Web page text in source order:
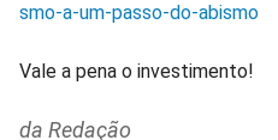
smo-a-um-passo-do-abismo
Vale a pena o investimento!
da Redação